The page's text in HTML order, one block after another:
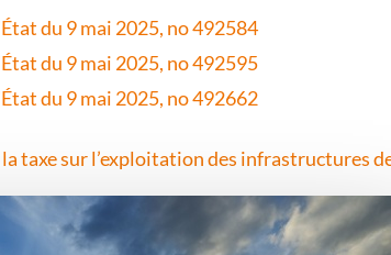
du 9 mai 2025, no 492584
du 9 mai 2025, no 492595
du 9 mai 2025, no 492662
taxe sur l’exploitation des infrastructures